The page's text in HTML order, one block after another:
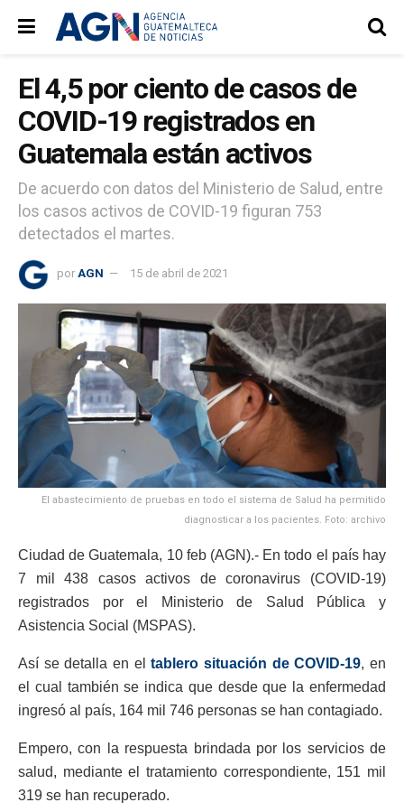
El 4,5 por ciento de casos de
COVID-19 registrados en
Guatemala están activos
De acuerdo con datos del Ministerio de Salud, entre
los casos activos de COVID-19 figuran 753
detectados el martes.
por AGN 15 de abril de 2021
El abastecimiento de pruebas en todo el sistema de Salud ha permitido
diagnosticar a los pacientes. Foto: archivo
Ciudad de Guatemala, 10 feb (AGN).- En todo el país hay
7 mil 438 casos activos de coronavirus (COVID-19)
registrados por el Ministerio de Salud Pública y
Asistencia Social (MSPAS).
Así se detalla en eltablero situación de COVID-19, en
el cual también se indica que desde que la enfermedad
ingresó al país, 164 mil 746 personas se han contagiado.
Empero, con la respuesta brindada por los servicios de
salud, mediante el tratamiento correspondiente, 151 mil
319 se han recuperado.